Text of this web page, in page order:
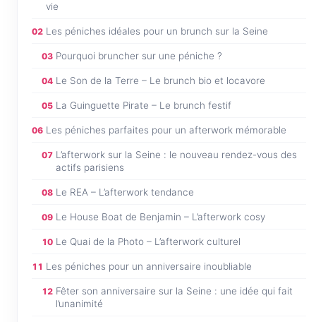
vie
02 Les péniches idéales pour un brunch sur la Seine
03 Pourquoi bruncher sur une péniche ?
04 Le Son de la Terre – Le brunch bio et locavore
05 La Guinguette Pirate – Le brunch festif
06 Les péniches parfaites pour un afterwork mémorable
07 L’afterwork sur la Seine : le nouveau rendez-vous des
actifs parisiens
08 Le REA – L’afterwork tendance
09 Le House Boat de Benjamin – L’afterwork cosy
10 Le Quai de la Photo – L’afterwork culturel
11 Les péniches pour un anniversaire inoubliable
12 Fêter son anniversaire sur la Seine : une idée qui fait
l’unanimité